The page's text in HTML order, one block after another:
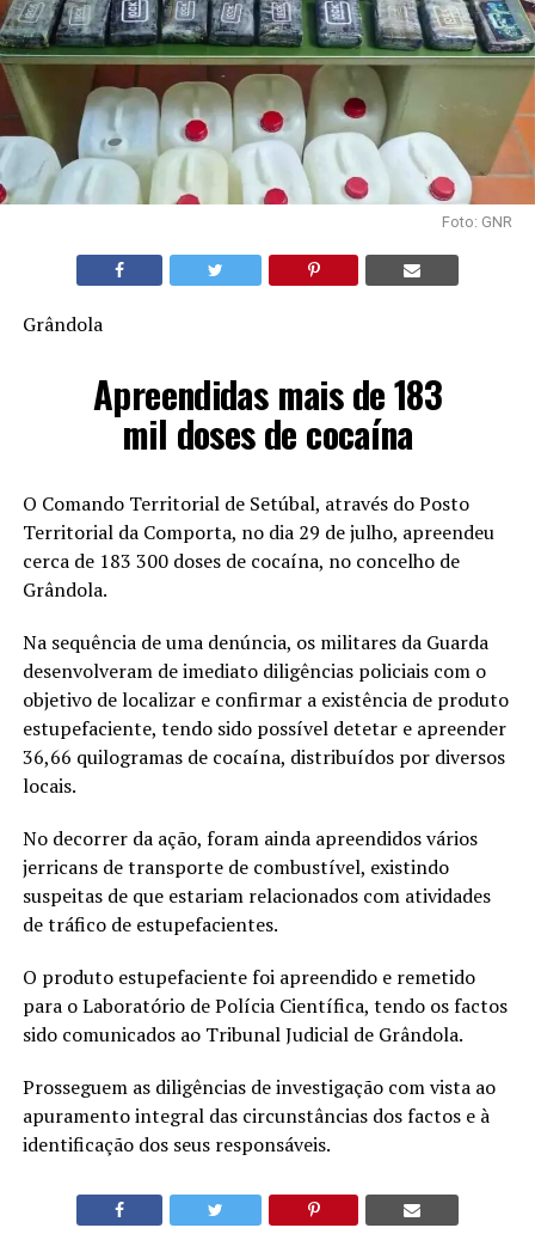
Foto: GNR
Grândola
Apreendidas mais de 183
mil doses de cocaína
O Comando Territorial de Setúbal, através do Posto
Territorial da Comporta, no dia 29 de julho, apreendeu
cerca de 183 300 doses de cocaína, no concelho de
Grândola.
Na sequência de uma denúncia, os militares da Guarda
desenvolveram de imediato diligências policiais com o
objetivo de localizar e confirmar a existência de produto
estupefaciente, tendo sido possível detetar e apreender
36,66 quilogramas de cocaína, distribuídos por diversos
locais.
No decorrer da ação, foram ainda apreendidos vários
jerricans de transporte de combustível, existindo
suspeitas de que estariam relacionados com atividades
de tráfico de estupefacientes.
O produto estupefaciente foi apreendido e remetido
para o Laboratório de Polícia Científica, tendo os factos
sido comunicados ao Tribunal Judicial de Grândola.
Prosseguem as diligências de investigação com vista ao
apuramento integral das circunstâncias dos factos e à
identificação dos seus responsáveis.